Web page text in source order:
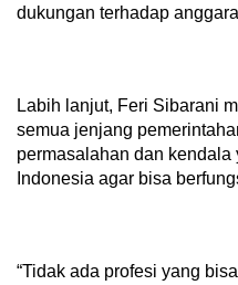
dukungan terhadap
Labih lanjut, Feri Sibarani
semua jenjang
permasalahan dan
Indonesia agar bisa
“Tidak ada profesi yang